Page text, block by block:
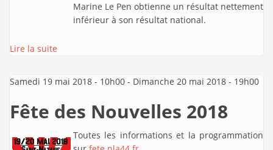
Marine Le Pen obtienne un résultat nettement
inférieur à son résultat national.
Lire la suite
Samedi 19 mai 2018 - 10h00 - Dimanche 20 mai 2018 - 19h00
Fête des Nouvelles 2018
Toutes les informations et la programmation